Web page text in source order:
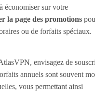
économiser sur votre
la page des promotions
ou de forfaits spéciaux.
envisagez de
annuels sont souvent
vous permettant ainsi